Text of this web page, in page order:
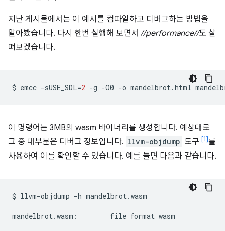
지난 게시물에서는 이 예시를 컴파일하고 디버그하는 방법을
알아봤습니다. 다시 한번 실행해 보면서 //performance//도 살
펴보겠습니다.
$ emcc -sUSE_SDL=2 -g -O0 -o mandelbrot.html
이 명령어는 3MB의 wasm 바이너리를 생성합니다. 예상대로
그 중 대부분은 디버그 정보입니다. llvm-objdump 도구 [1]를
사용하여 이를 확인할 수 있습니다. 예를 들면 다음과 같습니다.
$ llvm-objdump -h mandelbrot.wasm
mandelbrot.wasm: file format wasm